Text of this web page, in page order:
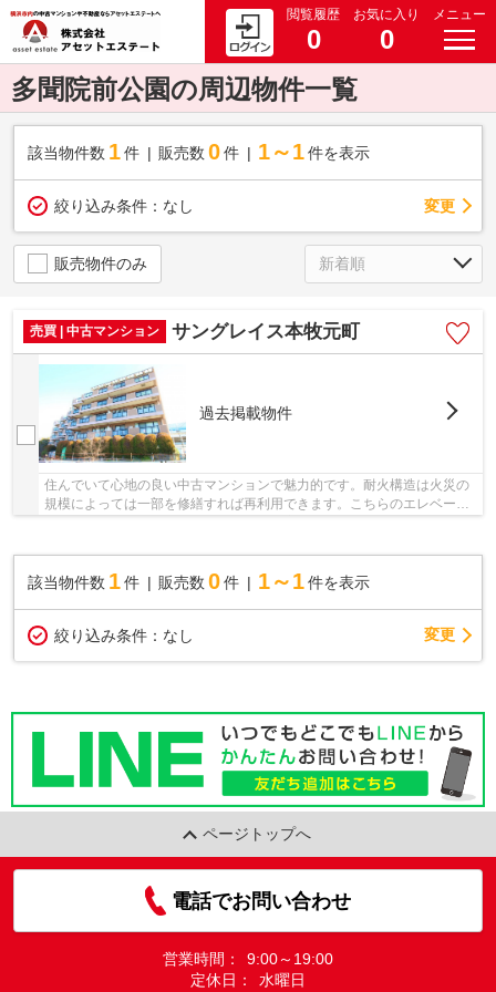
閲覧履歴
0
お気に入り
0
メニュー
多聞院前公園の周辺物件一覧
該当物件数 1件 販売数 0 件 1～1 件を表示
絞り込み条件： なし 変更
販売物件のみ
売買 | 中古マンション サングレイス本牧元町
過去掲載物件
住んでいて心地の良い中古マンションで魅力的です。耐火構造は火災の
規模によっては一部を修繕すれば再利用できます。こちらのエレベータ
該当物件数 1件 販売数 0 件 1～1 件を表示
絞り込み条件： なし 変更
ページトップへ
電話でお問い合わせ
営業時間：
9:00～19:00
定休日：
水曜日